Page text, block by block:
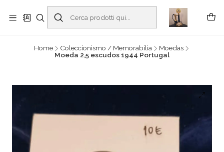
Buscantiguidades - Leilões. Colecionismo e antiguidades em Viana do
Castelo -
Read more
Home Coleccionismo / Memorabilia
Moedas
Moeda 2,5 escudos 1944 Portugal